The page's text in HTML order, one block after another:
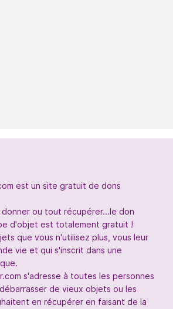
est un site gratuit de dons
ou tout récupérer...le don
d'objet est totalement gratuit !
que vous n'utilisez plus, vous leur
vie et qui s'inscrit dans une
s'adresse à toutes les personnes
de vieux objets ou les
en récupérer en faisant de la